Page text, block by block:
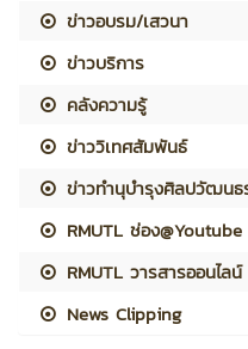
ข่าวอบรม/เสวนา
ข่าวบริการ
คลังความรู้
ข่าววิเทศสัมพันธ์
ข่าวทำนุบำรุงศิลปวัฒนธ
RMUTL ช่อง@Youtube
RMUTL วารสารออนไลน์
News Clipping